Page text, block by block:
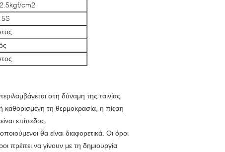
cm2
στη δύναμη της ταινίας
καθορισμένη τη θερμοκρασία, η πίεση
επίπεδος.
θα είναι διαφορετικά. Οι όροι
πρέπει να γίνουν με τη δημιουργία